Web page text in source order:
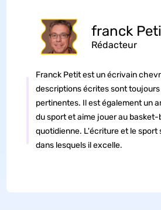
franck
Rédacteur
Franck Petit est un écrivain
descriptions écrites sont
pertinentes. Il est également un
du sport et aime jouer au basket-
quotidienne. L'écriture et le sport
dans lesquels il excelle.